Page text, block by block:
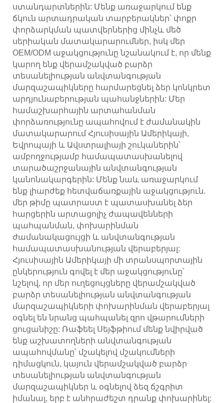
ստանդարտներին: Մենք առաջարկում ենք
ճկուն արտադրական տարբերակներ՝ փոքր
փորձարկման պատվերներից մինչև մեծ
սերիական մատակարարումներ, իսկ մեր
OEM/ODM աջակցությունը նշանակում է, որ մենք
կարող ենք վերամշակված բարձր
տեսանելիության անվտանգության
մարզաշապիկները հարմարեցնել ձեր կոնկրետ
արդյունաբերության պահանջներին: Մեր
համաշխարհային արտահանման
փորձառությունը ապահովում է ժամանակին
մատակարարում Հյուսիսային Ամերիկայի,
Եվրոպայի և Ավստրալիայի շուկաներին՝
ամբողջությամբ համապատասխանելով
տարածաշրջանային անվտանգության
կանոնակարգերին: Մենք նաև առաջարկում
ենք լիարժեք հետվաճառքային աջակցություն.
մեր թիմը պատրաստ է պատասխանել ձեր
հարցերին արտացոլիչ ժապավենների
պահպանման, փոխարինման
ժամանակացույցի և անվտանգության
համապատասխանության վերաբերյալ:
Հյուսիսային Ամերիկայի մի տրանսպորտային
ընկերություն գովել է մեր աջակցությունը՝
նշելով, որ մեր ուղեցույցները վերամշակված
բարձր տեսանելիության անվտանգության
մարզաշապիկների փոխարինման վերաբերյալ
օգնել են նրանց պահպանել զրո վթարումների
ցուցանիշը: Ռաֆեել Սեյֆթիում մենք նվիրված
ենք աշխատողների անվտանգության
ապահովմանը՝ մշակելով մշակումների
դիմացկուն, կայուն վերամշակված բարձր
տեսանելիության անվտանգության
մարզաշապիկներ և օգնելով ձեզ ճշգրիտ
իմանալ, երբ է անհրաժեշտ դրանք փոխարինել: